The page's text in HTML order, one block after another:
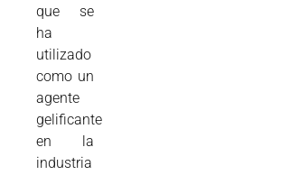
que se
ha
utilizado
como un
agente
gelificante
en la
industria